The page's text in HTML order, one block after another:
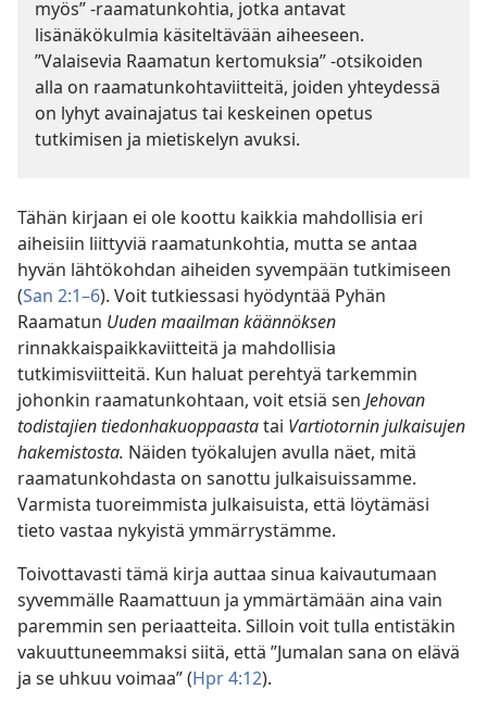
myös” -raamatunkohtia, jotka antavat
lisänäkökulmia käsiteltävään aiheeseen.
”Valaisevia Raamatun kertomuksia” -otsikoiden
alla on raamatunkohtaviitteitä, joiden yhteydessä
on lyhyt avainajatus tai keskeinen opetus
tutkimisen ja mietiskelyn avuksi.
Tähän kirjaan ei ole koottu kaikkia mahdollisia eri
aiheisiin liittyviä raamatunkohtia, mutta se antaa
hyvän lähtökohdan aiheiden syvempään tutkimiseen
(San 2:1–6). Voit tutkiessasi hyödyntää Pyhän
Raamatun Uuden maailman käännöksen
rinnakkaispaikkaviitteitä ja mahdollisia
tutkimisviitteitä. Kun haluat perehtyä tarkemmin
johonkin raamatunkohtaan, voit etsiä sen Jehovan
todistajien tiedonhakuoppaastatai Vartiotornin julkaisujen
hakemistosta. Näiden työkalujen avulla näet, mitä
raamatunkohdasta on sanottu julkaisuissamme.
Varmista tuoreimmista julkaisuista, että löytämäsi
tieto vastaa nykyistä ymmärrystämme.
Toivottavasti tämä kirja auttaa sinua kaivautumaan
syvemmälle Raamattuun ja ymmärtämään aina vain
paremmin sen periaatteita. Silloin voit tulla entistäkin
vakuuttuneemmaksi siitä, että ”Jumalan sana on elävä
ja se uhkuu voimaa” (Hpr 4:12).